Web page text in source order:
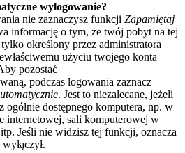
wylogowanie?
nie zaznaczysz funkcji Zapamiętaj
informację o tym, że twój pobyt na tej
określony przez administratora
użyciu twojego konta
pozostać
podczas logowania zaznacz
. Jest to niezalecane, jeżeli
ogólnie dostępnego komputera, np. w
internetowej, sali komputerowej w
Jeśli nie widzisz tej funkcji, oznacza